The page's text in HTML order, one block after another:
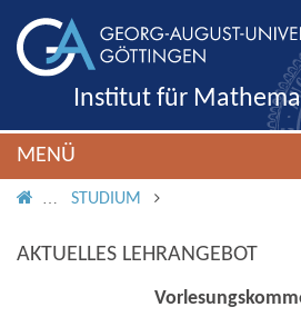
Institut für
MENÜ
IMS ROOT
STUDIUM
AKTUELLES LEHRANGEBOT